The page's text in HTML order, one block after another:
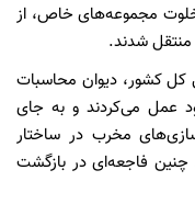
مجموعه‌های خاص، از
شدند.
کشور، دیوان محاسبات
عمل می‌کردند و به جای
مخرب در ساختار
چنین فاجعه‌ای در بازگشت